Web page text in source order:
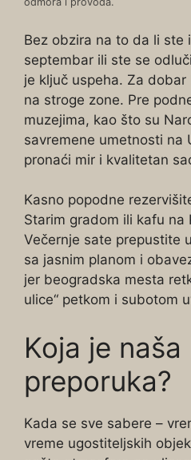
Bez obzira na to da li ste
septembar ili ste se
je ključ uspeha. Za
na stroge zone. Pre
muzejima, kao što su
savremene umetnosti na
pronaći mir i kvalitetan
Kasno popodne
Starim gradom ili kafu na
Večernje sate prepustite
sa jasnim planom i
jer beogradska mesta
ulice“ petkom i subotom
Koja je
preporuka?
Kada se sve sabere –
vreme ugostiteljskih